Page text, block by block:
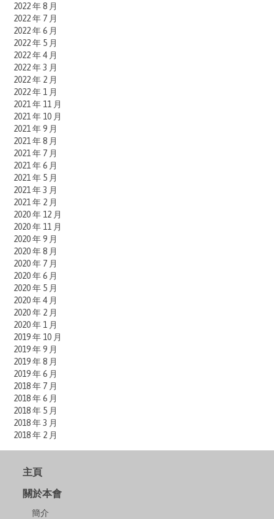
2022 年 8 月
2022 年 7 月
2022 年 6 月
2022 年 5 月
2022 年 4 月
2022 年 3 月
2022 年 2 月
2022 年 1 月
2021 年 11 月
2021 年 10 月
2021 年 9 月
2021 年 8 月
2021 年 7 月
2021 年 6 月
2021 年 5 月
2021 年 3 月
2021 年 2 月
2020 年 12 月
2020 年 11 月
2020 年 9 月
2020 年 8 月
2020 年 7 月
2020 年 6 月
2020 年 5 月
2020 年 4 月
2020 年 2 月
2020 年 1 月
2019 年 10 月
2019 年 9 月
2019 年 8 月
2019 年 6 月
2018 年 7 月
2018 年 6 月
2018 年 5 月
2018 年 3 月
2018 年 2 月
主頁
關於本會
簡介